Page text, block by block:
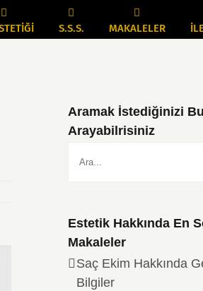
S.S.S. MAKALELER
Aramak İstediğinizi
Arayabilrisiniz
Estetik Hakkında En
Makaleler
Saç Ekim Hakkında
Bilgiler